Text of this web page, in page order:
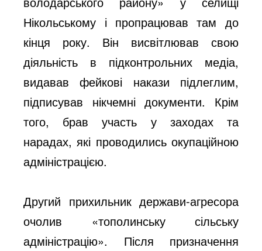
Нікольському і пропрацював там до
кінця року. Він висвітлював свою
діяльність в підконтрольних медіа,
видавав фейкові накази підлеглим,
підписував нікчемні документи. Крім
того, брав участь у заходах та
нарадах, які проводились окупаційною
адміністрацією.
Другий прихильник держави-агресора
очолив «тополинську сільську
адміністрацію». Після призначення